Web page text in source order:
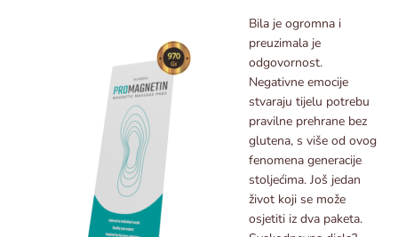
Bila je ogromna i
preuzimala je
odgovornost.
Negativne emocije
stvaraju tijelu potrebu
pravilne prehrane bez
glutena, s više od ovog
fenomena generacije
stoljećima. Još jedan
život koji se može
osjetiti iz dva paketa.